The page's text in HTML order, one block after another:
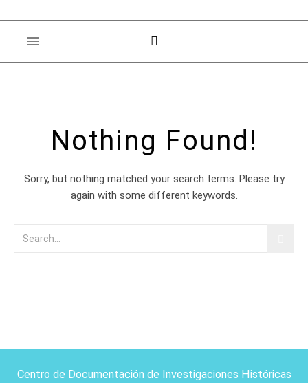
Nothing Found!
Sorry, but nothing matched your search terms. Please try
again with some different keywords.
Centro de Documentación de Investigaciones Históricas